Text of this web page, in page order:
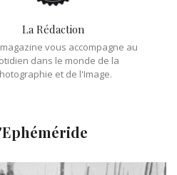
La Rédaction
vous accompagne au
dans le monde de la
et de l'Image.